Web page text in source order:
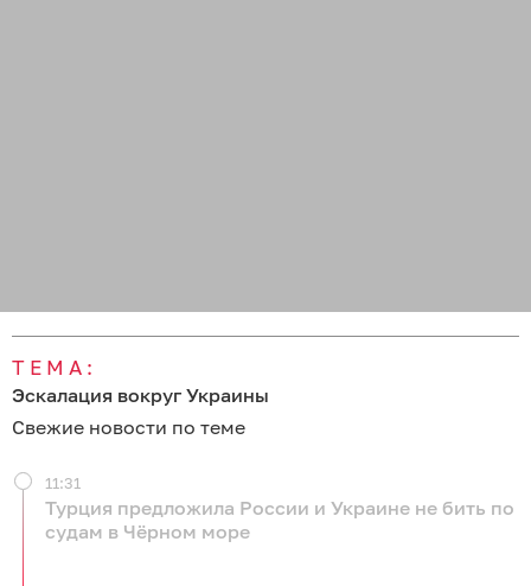
ТЕМА:
Эскалация вокруг Украины
Свежие новости по теме
Турция предложила России и Украине не бить по
судам в Чёрном море
11:31